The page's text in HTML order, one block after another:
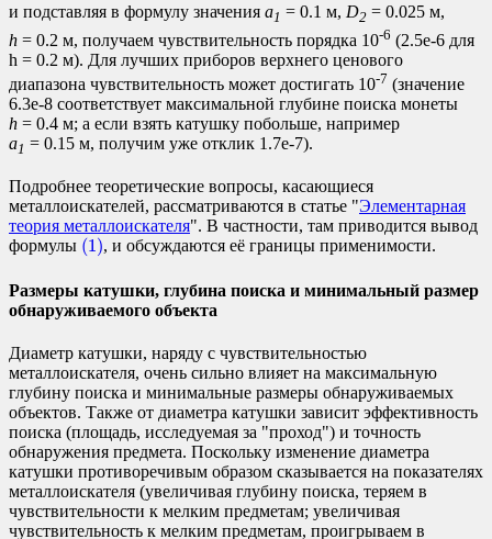
и подставляя в формулу значения a1 = 0.1 м, D2 = 0.025 м,
h = 0.2 м, получаем чувствительность порядка 10-6 (2.5e-6 для
h = 0.2 м). Для лучших приборов верхнего ценового
диапазона чувствительность может достигать 10-7 (значение
6.3e-8 соответствует максимальной глубине поиска монеты
h = 0.4 м; а если взять катушку побольше, например
a1 = 0.15 м, получим уже отклик 1.7e-7).
Подробнее теоретические вопросы, касающиеся
металлоискателей, рассматриваются в статье "Элементарная
теория металлоискателя". В частности, там приводится вывод
формулы (1)
(1), и обсуждаются её границы применимости.
Размеры катушки, глубина поиска и минимальный размер
обнаруживаемого объекта
Диаметр катушки, наряду с чувствительностью
металлоискателя, очень сильно влияет на максимальную
глубину поиска и минимальные размеры обнаруживаемых
объектов. Также от диаметра катушки зависит эффективность
поиска (площадь, исследуемая за "проход") и точность
обнаружения предмета. Поскольку изменение диаметра
катушки противоречивым образом сказывается на показателях
металлоискателя (увеличивая глубину поиска, теряем в
чувствительности к мелким предметам; увеличивая
чувствительность к мелким предметам, проигрываем в